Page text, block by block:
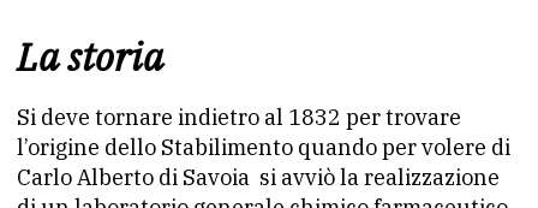
La storia
Si deve tornare indietro al 1832 per trovare
l’origine dello Stabilimento quando per volere di
Carlo Alberto di Savoia si avviò la realizzazione